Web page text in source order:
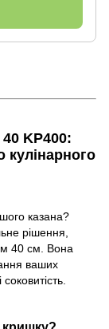
KP400:
кулінарного
казана?
рішення,
40 см. Вона
ваших